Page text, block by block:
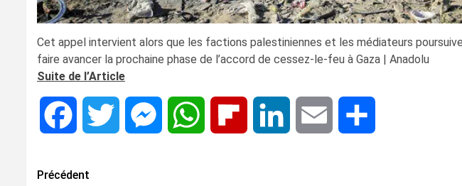
Cet appel intervient alors que les factions palestiniennes et les médiateurs
faire avancer la prochaine phase de l’accord de cessez-le-feu à Gaza | Anadolu
Suite de l’Article
Facebook Twitter MessengerWhatsApp Flipboard LinkedIn Email
Navigation
Précédent